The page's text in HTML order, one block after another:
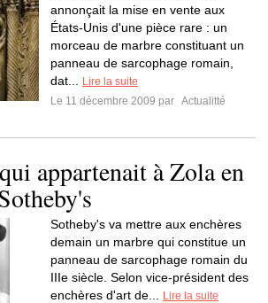
annonçait la mise en vente aux
États-Unis d'une pièce rare : un
morceau de marbre constituant un
panneau de sarcophage romain,
dat...
Lire la suite
Le 11 décembre 2009 par Actualitté
appartenait à Zola en
Sotheby's va mettre aux enchères
demain un marbre qui constitue un
panneau de sarcophage romain du
IIIe siècle. Selon vice-président des
enchères d'art de...
Lire la suite